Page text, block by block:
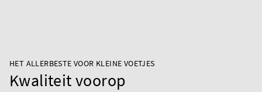
HET ALLERBESTE VOOR KLEINE VOETJES
Kwaliteit voorop